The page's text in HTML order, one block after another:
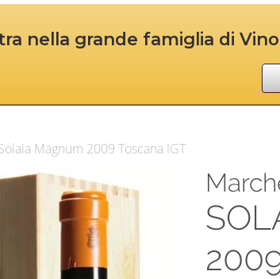
nella grande famiglia di
Magnum 2009 Toscana IGT